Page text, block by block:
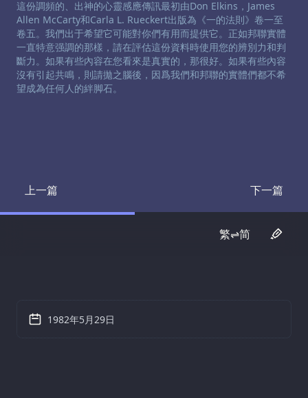
這份調頻的、出神的心靈感應傳訊最初由Don Elkins，James
Allen McCarty和Carla L. Rueckert出版為《一的法則》卷一至
卷五。我們出于希望它可能對你們有用而提供它。正如邦聯實體
一直特意强調的那樣，請在評估這份資料時使用您的辨別力和判
斷力。如果有些內容在您看來是真實的，那很好。如果有些內容
沒有引起共鳴，則請拋之腦後，因爲我們和邦聯的實體們都不希
望成為任何人的絆脚石。
上一篇
Transcript 下一篇
Transcript
繁⇌简
1982年5月29日